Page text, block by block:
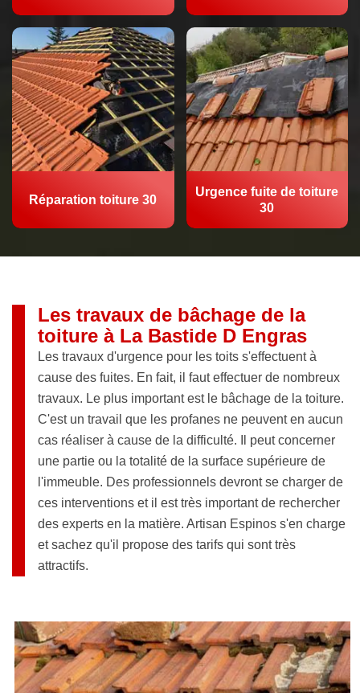
Réparation toiture 30
Urgence fuite de toiture
30
Les travaux de bâchage de la
toiture à La Bastide D Engras
Les travaux d'urgence pour les toits s'effectuent à
cause des fuites. En fait, il faut effectuer de nombreux
travaux. Le plus important est le bâchage de la toiture.
C'est un travail que les profanes ne peuvent en aucun
cas réaliser à cause de la difficulté. Il peut concerner
une partie ou la totalité de la surface supérieure de
l'immeuble. Des professionnels devront se charger de
ces interventions et il est très important de rechercher
des experts en la matière. Artisan Espinos s'en charge
et sachez qu'il propose des tarifs qui sont très
attractifs.